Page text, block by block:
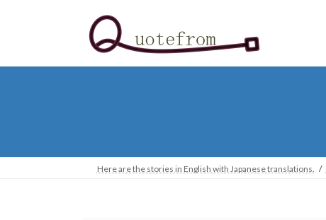
プ
動
Here are the stories in English with Japanese translations.